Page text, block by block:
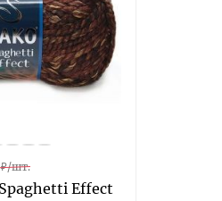
₽/шт.
Effect